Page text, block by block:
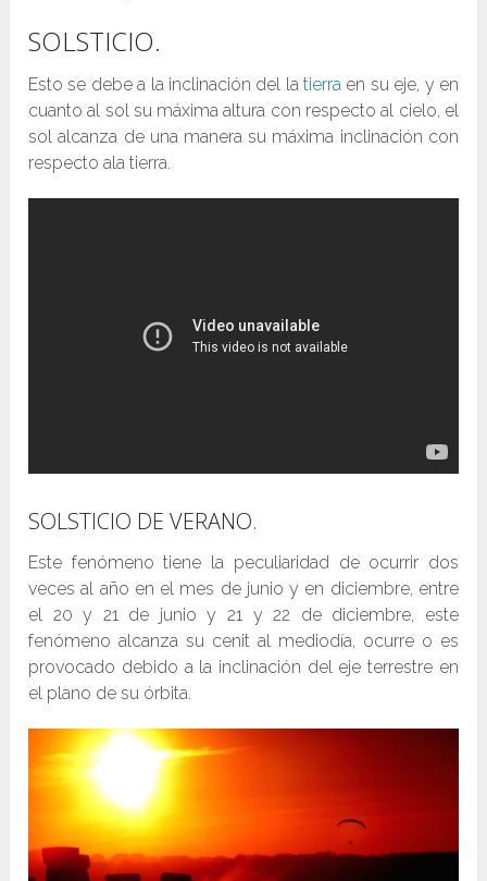
SOLSTICIO.
Esto se debe a la inclinación del latierra en su eje, y en
cuanto al sol su máxima altura con respecto al cielo, el
sol alcanza de una manera su máxima inclinación con
respecto ala tierra.
SOLSTICIO DE VERANO.
Este fenómeno tiene la peculiaridad de ocurrir dos
veces al año en el mes de junio y en diciembre, entre
el 20 y 21 de junio y 21 y 22 de diciembre, este
fenómeno alcanza su cenit al mediodía, ocurre o es
provocado debido a la inclinación del eje terrestre en
el plano de su órbita.